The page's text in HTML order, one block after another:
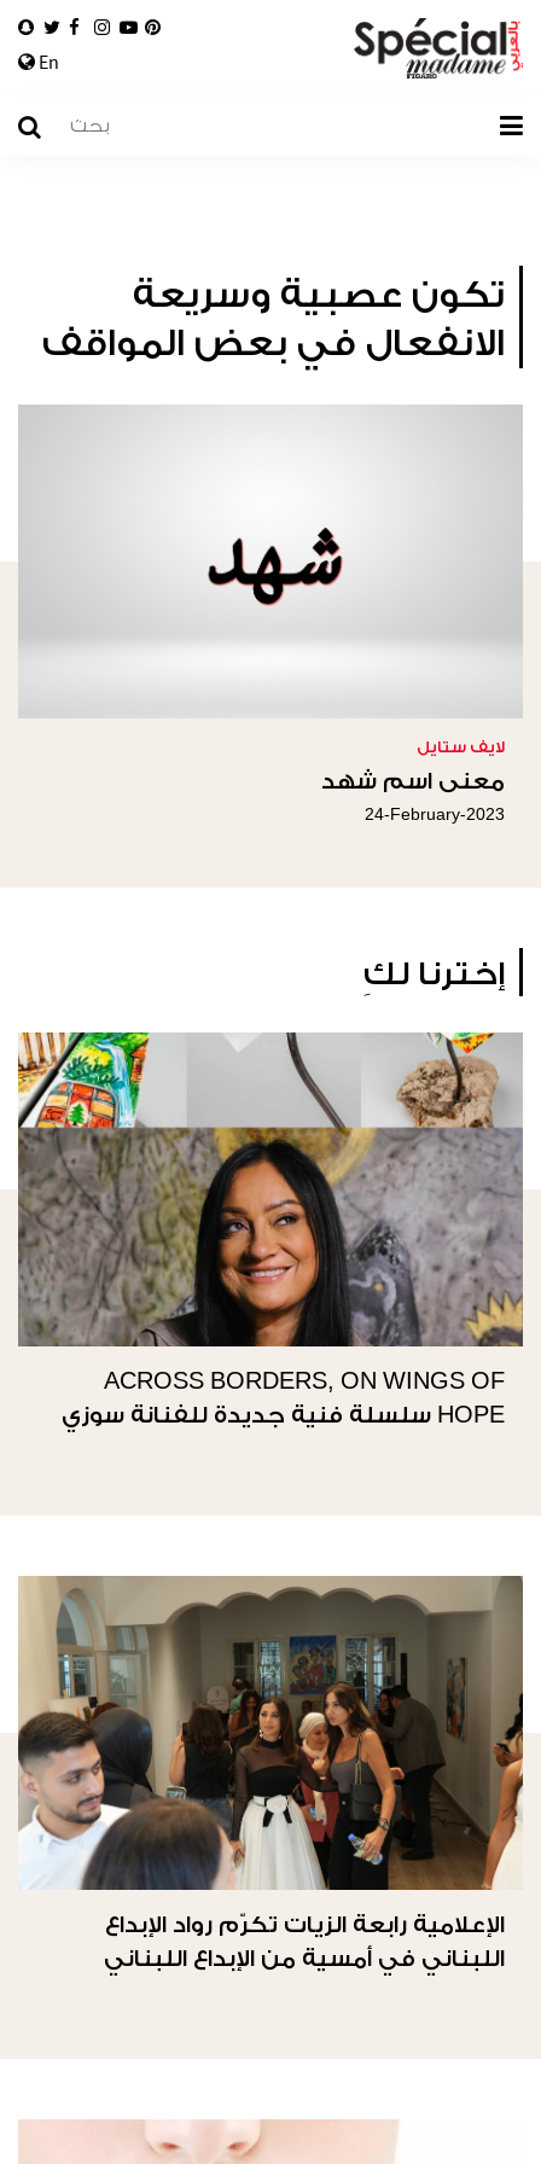
En
تكون عصبية وسريعة
الانفعال في بعض المواقف
لايف ستايل
معنى اسم شهد
24-February-2023
إخترنا لكِ
ACROSS BORDERS, ON WINGS OF
HOPE سلسلة فنية جديدة للفنانة سوزي
الإعلامية رابعة الزيات تكرّم رواد الإبداع
اللبناني في أمسية من الإبداع اللبناني